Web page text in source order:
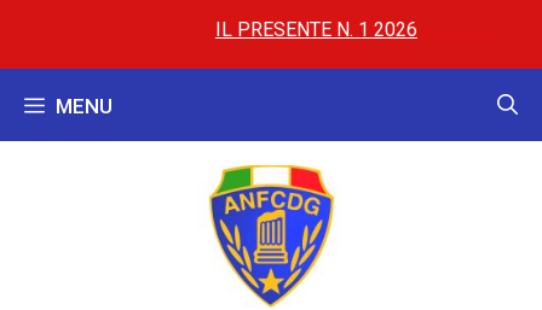
IL PRESENTE N. 1 2026............................
MENU